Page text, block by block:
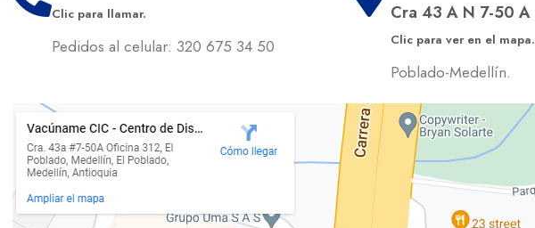
Clic para llamar.
Pedidos al celular: 320 675 34 50
Cra 43 A N 7-50 A
Clic para ver en el mapa.
Poblado-Medellín.